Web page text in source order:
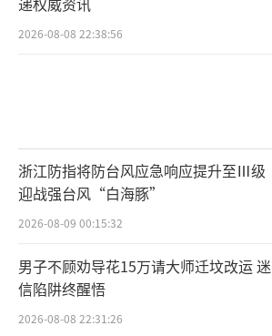
2026-08-08 22:38:56
浙江防指将防台风应急响应提升至Ⅲ级
迎战强台风“白海豚”
2026-08-09 00:15:32
男子不顾劝导花15万请大师迁坟改运 迷
信陷阱终醒悟
2026-08-08 22:31:26